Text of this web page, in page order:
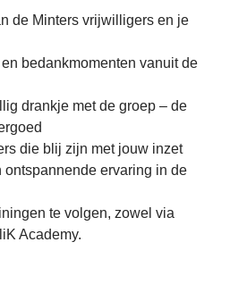
de Minters vrijwilligers en je
bedankmomenten vanuit de
drankje met de groep – de
die blij zijn met jouw inzet
ontspannende ervaring in de
te volgen, zowel via
Academy.